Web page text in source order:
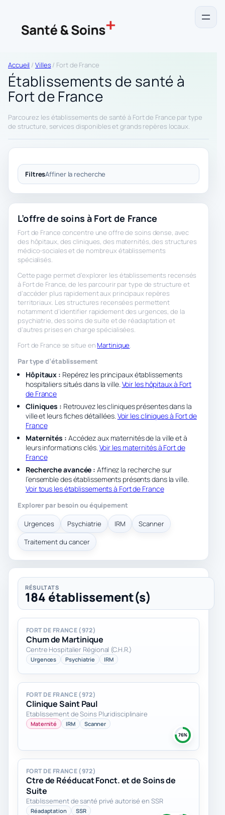
Accueil /Villes/ Fort de France
Établissements de santé à
Fort de France
Parcourez les établissements de santé à Fort de France par type
de structure, services disponibles et grands repères locaux.
FiltresAffiner la recherche
L’offre de soins à Fort de France
Fort de France concentre une offre de soins dense, avec
des hôpitaux, des cliniques, des maternités, des structures
médico-sociales et de nombreux établissements
spécialisés.
Cette page permet d’explorer les établissements recensés
à Fort de France, de les parcourir par type de structure et
d’accéder plus rapidement aux principaux repères
territoriaux. Les structures recensées permettent
notamment d’identifier rapidement des urgences, de la
psychiatrie, des soins de suite et de réadaptation et
d’autres prises en charge spécialisées.
Fort de France se situe enMartinique.
Par type d’établissement
Hôpitaux : Repérez les principaux établissements
hospitaliers situés dans la ville.Voir les hôpitaux à Fort
de France
Cliniques : Retrouvez les cliniques présentes dans la
ville et leurs fiches détaillées.Voir les cliniques à Fort de
France
Maternités : Accédez aux maternités de la ville et à
leurs informations clés.Voir les maternités à Fort de
France
Recherche avancée : Affinez la recherche sur
l’ensemble des établissements présents dans la ville.
Voir tous les établissements à Fort de France
Explorer par besoin ou équipement
Urgences Psychiatrie IRM
Scanner
Traitement du cancer
RÉSULTATS
184 établissement(s)
FORT DE FRANCE (972)
Chum de Martinique
Centre Hospitalier Régional (C.H.R.)
Urgences Psychiatrie IRM
FORT DE FRANCE (972)
Clinique Saint Paul
Etablissement de Soins Pluridisciplinaire
Maternité IRM Scanner
76%
FORT DE FRANCE (972)
Ctre de Rééducat Fonct. et de Soins de
Suite
Etablissement de santé privé autorisé en SSR
Réadaptation SSR